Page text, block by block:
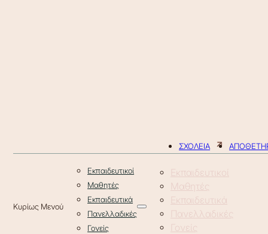
ΣΧΟΛΕΙΑ
Εκπαιδευτικοί
Μαθητές
Εκπαιδευτικά
Πανελλαδικές
Γονείς
Εκπαιδευτικοί
Μαθητές
Εκπαιδευτικά
Πανελλαδικές
Γονείς